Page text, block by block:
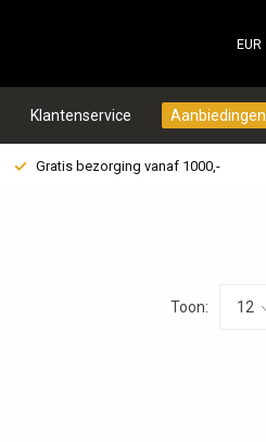
EUR
Klantenservice Aanbiedingen
Gratis bezorging vanaf 1000,-
Toon: